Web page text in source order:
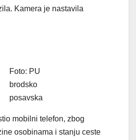
Kamera je nastavila
Foto: PU
brodsko
posavska
mobilni telefon, zbog
osobinama i stanju ceste